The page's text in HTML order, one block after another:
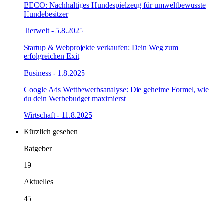
BECO: Nachhaltiges Hundespielzeug für umweltbewusste
Hundebesitzer
Tierwelt - 5.8.2025
Startup & Webprojekte verkaufen: Dein Weg zum
erfolgreichen Exit
Business - 1.8.2025
Google Ads Wettbewerbsanalyse: Die geheime Formel, wie
du dein Werbebudget maximierst
Wirtschaft - 11.8.2025
Kürzlich gesehen
Ratgeber
19
Aktuelles
45